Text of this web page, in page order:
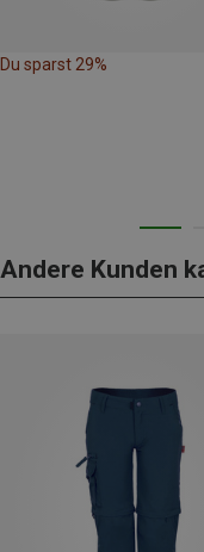
Du sparst 29%
Andere Kunden